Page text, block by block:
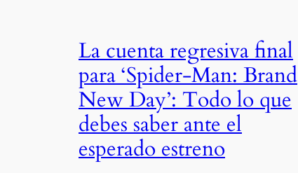
La cuenta regresiva final
para ‘Spider-Man: Brand
New Day’: Todo lo que
debes saber ante el
esperado estreno